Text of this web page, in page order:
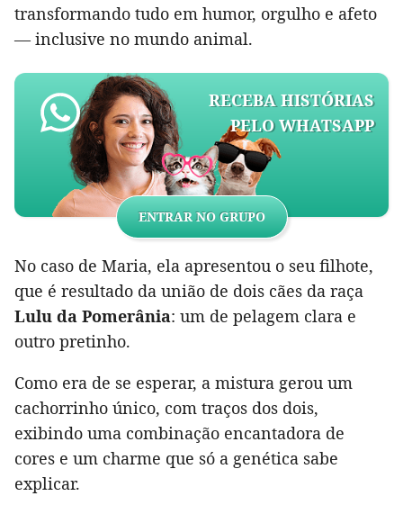
transformando tudo em humor, orgulho e afeto
— inclusive no mundo animal.
RECEBA HISTÓRIAS
PELO WHATSAPP
ENTRAR NO GRUPO
No caso de Maria, ela apresentou o seu filhote,
que é resultado da união de dois cães da raça
Lulu da Pomerânia: um de pelagem clara e
outro pretinho.
Como era de se esperar, a mistura gerou um
cachorrinho único, com traços dos dois,
exibindo uma combinação encantadora de
cores e um charme que só a genética sabe
explicar.